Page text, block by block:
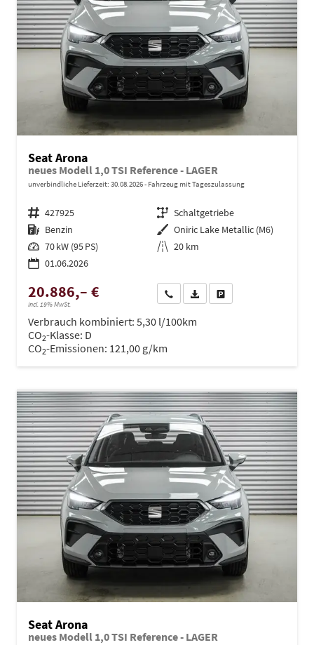
Seat Arona
neues Modell 1,0 TSI Reference - LAGER
unverbindliche Lieferzeit: 30.08.2026 Fahrzeug mit Tageszulassung
Fahrzeugnr. 427925 Getriebe Schaltgetriebe
Kraftstoff Benzin Außenfarbe Oniric Lake Metallic (M6)
Leistung 70 kW (95 PS) Kilometerstand 20 km
01.06.2026
20.886,– €
incl. 19% MwSt.
Wir rufen Sie anPDF-Datei, Fahrzeugexposé
Verbrauch kombiniert: 5,30 l/100km
CO2-Klasse: D
CO2-Emissionen: 121,00 g/km
Seat Arona
neues Modell 1,0 TSI Reference - LAGER